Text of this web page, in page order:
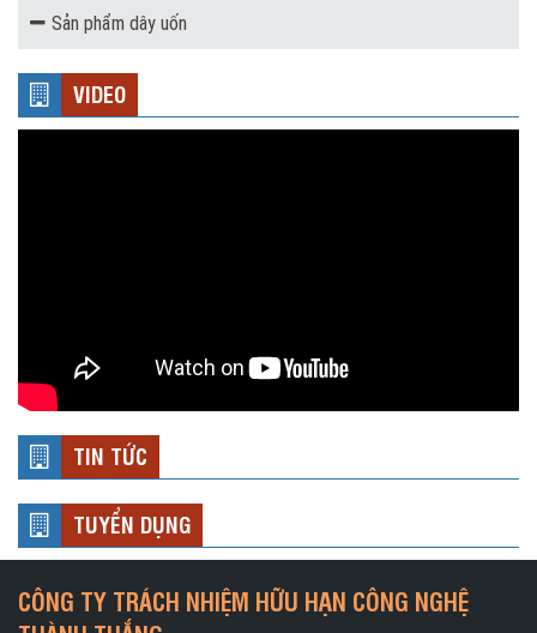
Sản phẩm dây uốn
VIDEO
TIN TỨC
TUYỂN DỤNG
CÔNG TY TRÁCH NHIỆM HỮU HẠN CÔNG NGHỆ